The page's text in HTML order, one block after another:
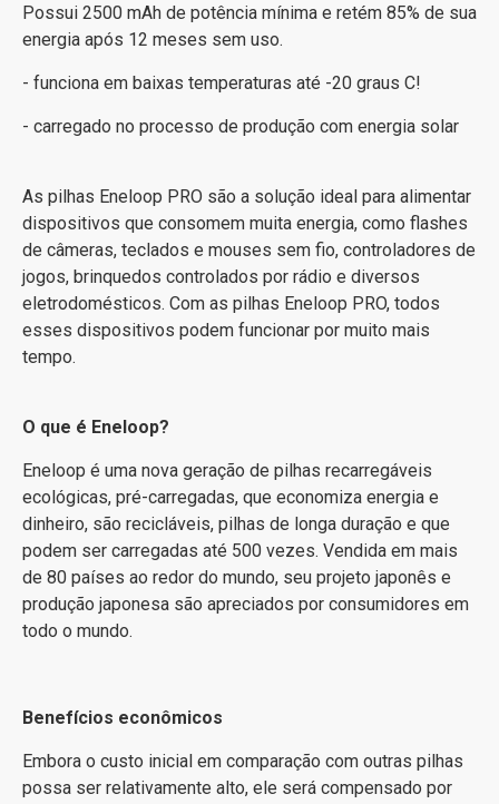
Possui 2500 mAh de potência mínima e retém 85% de sua
energia após 12 meses sem uso.
- funciona em baixas temperaturas até -20 graus C!
- carregado no processo de produção com energia solar
As pilhas Eneloop PRO são a solução ideal para alimentar
dispositivos que consomem muita energia, como flashes
de câmeras, teclados e mouses sem fio, controladores de
jogos, brinquedos controlados por rádio e diversos
eletrodomésticos. Com as pilhas Eneloop PRO, todos
esses dispositivos podem funcionar por muito mais
tempo.
O que é Eneloop?
Eneloop é uma nova geração de pilhas recarregáveis
ecológicas, pré-carregadas, que economiza energia e
dinheiro, são recicláveis, pilhas ​​de longa duração e que
podem ser carregadas até 500 vezes. Vendida em mais
de 80 países ao redor do mundo, seu projeto japonês e
produção japonesa são apreciados por consumidores em
todo o mundo.
Benefícios econômicos
Embora o custo inicial em comparação com outras pilhas
possa ser relativamente alto, ele será compensado por